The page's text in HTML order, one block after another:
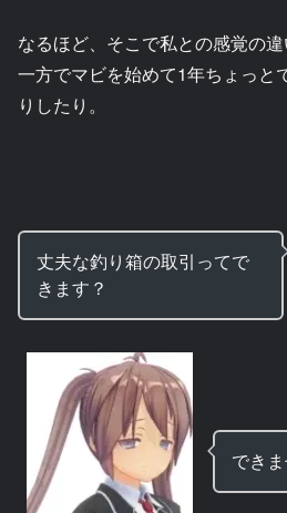
なるほど、そこで私との感覚の違
一方でマビを始めて1年ちょっと
りしたり。
丈夫な釣り箱の取引ってで
きます？
でき